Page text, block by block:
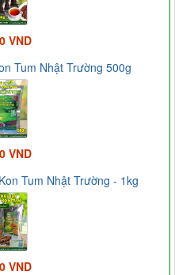
VND
Tum Nhật Trường 500g
VND
Tum Nhật Trường - 1kg
VND